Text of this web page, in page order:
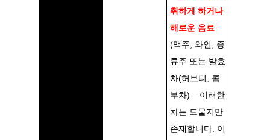
취하게 하거나
해로운 음료
(맥주, 와인, 증
류주 또는 발효
차(허브티, 콤
부차) – 이러한
차는 드물지만
존재합니다. 이